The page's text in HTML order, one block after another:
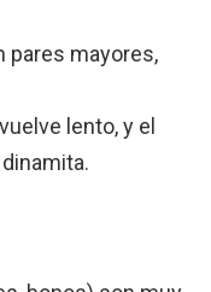
pares mayores,
lento, y el